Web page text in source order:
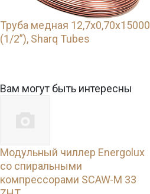
Труба медная 12,7х0,70х15000
(1/2”), Sharq Tubes
Вам могут быть интересны
Модульный чиллер Energolux
со спиральными
компрессорами SCAW-M 33